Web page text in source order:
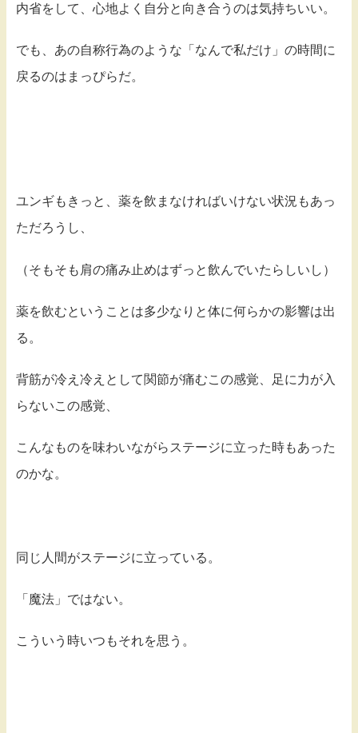
内省をして、心地よく自分と向き合うのは気持ちいい。
でも、あの自称行為のような「なんで私だけ」の時間に
戻るのはまっぴらだ。
ユンギもきっと、薬を飲まなければいけない状況もあっ
ただろうし、
（そもそも肩の痛み止めはずっと飲んでいたらしいし）
薬を飲むということは多少なりと体に何らかの影響は出
る。
背筋が冷え冷えとして関節が痛むこの感覚、足に力が入
らないこの感覚、
こんなものを味わいながらステージに立った時もあった
のかな。
同じ人間がステージに立っている。
「魔法」ではない。
こういう時いつもそれを思う。